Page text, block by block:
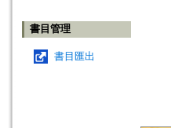
書目管理
書目匯出